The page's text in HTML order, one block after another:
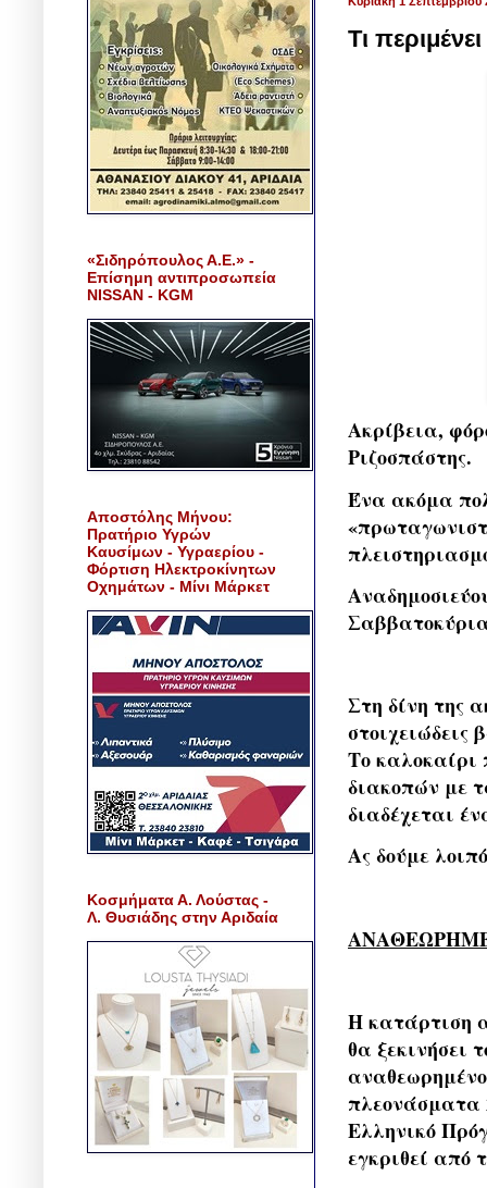
Τι
Ακρίβεια,
Ριζοσπάστης.
Ένα ακόμα
Στη δίνη της
στοιχειώδεις
Το καλοκαίρι
διακοπών με
διαδέχεται
Ας δούμε
Η κατάρτιση
θα ξεκινήσει
πλεονάσματα
Ελληνικό
εγκριθεί από
«Σιδηρόπουλος Α.Ε.» -
Επίσημη αντιπροσωπεία
NISSAN - KGM
Αποστόλης Μήνου:
Πρατήριο Υγρών
Καυσίμων - Υγραερίου -
Φόρτιση Ηλεκτροκίνητων
Οχημάτων - Μίνι Μάρκετ
Κοσμήματα Α. Λούστας -
Λ. Θυσιάδης στην Αριδαία